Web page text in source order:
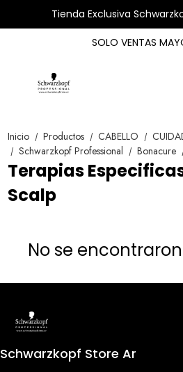
Tienda Exclusiva
SOLO VENTAS
Inicio / Productos / CABELLO /
/ Schwarzkopf Professional / Bonacure
Terapias
Scalp
No se
Schwarzkopf Store Ar